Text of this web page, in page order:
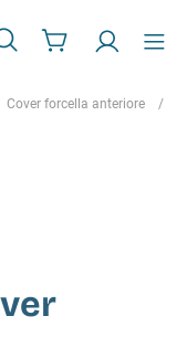
Cover forcella anteriore